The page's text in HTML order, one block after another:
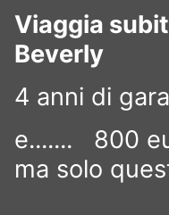
Viaggia
Beverly
4 anni di
e....... 800
ma solo